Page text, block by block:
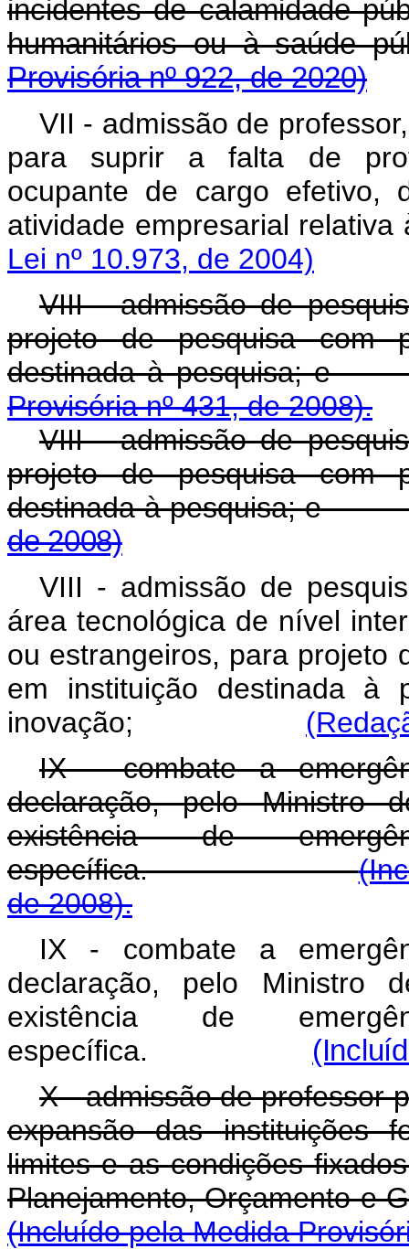
incidentes de calamidade
humanitários ou à saúde
Provisória nº 922, de 2020)
VII - admissão de
para suprir a falta de
ocupante de cargo efetivo,
atividade empresarial
Lei nº 10.973, de 2004)
VIII - admissão de
projeto de pesquisa com
destinada à
Provisória nº 431, de 2008).
VIII - admissão de
projeto de pesquisa com
destinada à
de 2008)
VIII - admissão de
área tecnológica de nível
ou estrangeiros, para projeto
em instituição destinada à
inovação;
IX - combate a
declaração, pelo Ministro
existência de
específica.
de 2008).
IX - combate a
declaração, pelo Ministro
existência de
específica.
X - admissão de professor
expansão das instituições
limites e as condições
Planejamento, Orçamento e
(Incluído pela Medida